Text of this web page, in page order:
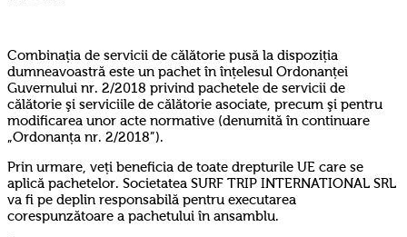
Combinația de servicii de călătorie pusă la dispoziția
dumneavoastră este un pachet în înțelesul Ordonanței
Guvernului nr. 2/2018 privind pachetele de servicii de
călătorie şi serviciile de călătorie asociate, precum şi pentru
modificarea unor acte normative (denumită în continuare
„Ordonanța nr. 2/2018”).
Prin urmare, veți beneficia de toate drepturile UE care se
aplică pachetelor. Societatea SURF TRIP INTERNATIONAL SRL
va fi pe deplin responsabilă pentru executarea
corespunzătoare a pachetului în ansamblu.